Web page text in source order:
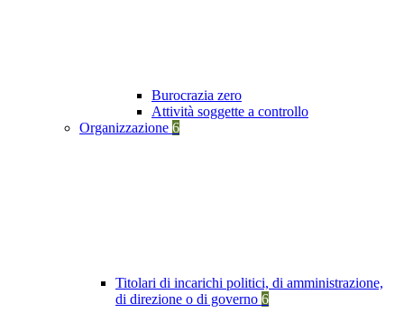
Burocrazia zero
Attività soggette a controllo
Organizzazione 6
Titolari di incarichi politici, di amministrazione,
di direzione o di governo 6